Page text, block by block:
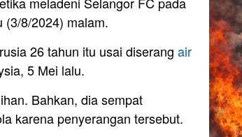
(3/8/2024) malam.
26 tahun itu usai diserang air
5 Mei lalu.
Bahkan, dia sempat
karena penyerangan tersebut.